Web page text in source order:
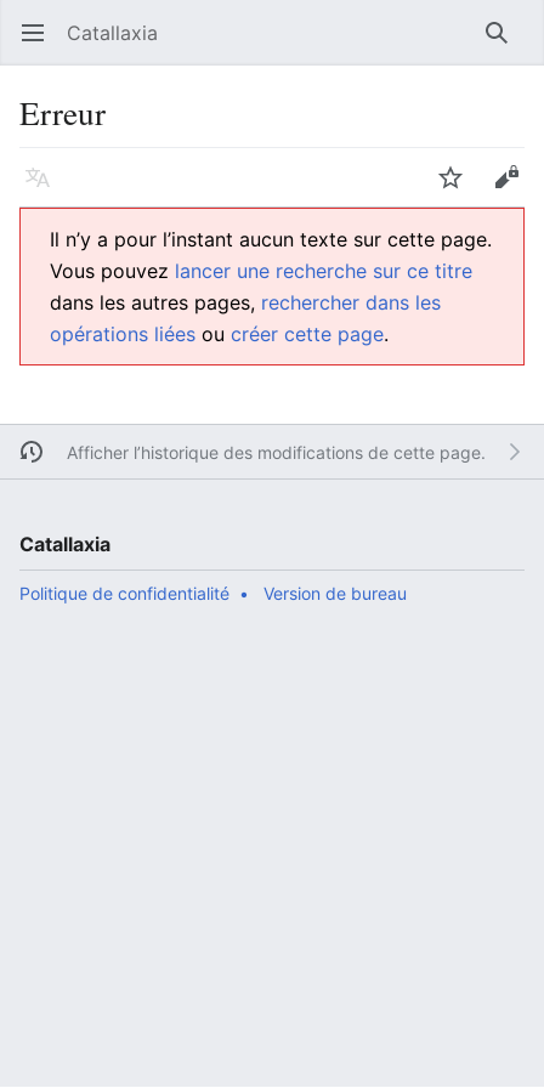
Ouvrir le menu principal Catallaxia
Erreur
Langue Suivre
Il n’y a pour l’instant aucun texte sur cette page.
Vous pouvez lancer une recherche sur ce titre
dans les autres pages, rechercher dans les
opérations liées ou créer cette page.
Afficher l’historique des modifications de cette page.
Catallaxia
Politique de confidentialité Version de bureau